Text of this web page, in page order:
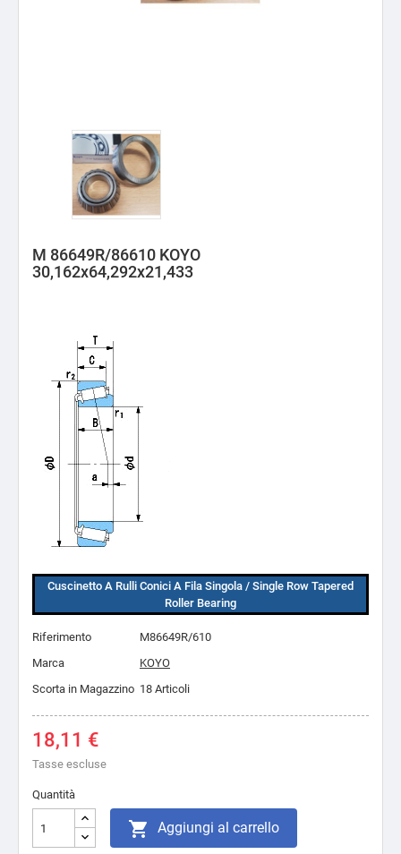
M 86649R/86610 KOYO
30,162x64,292x21,433
Cuscinetto A Rulli Conici A Fila Singola / Single Row Tapered
Roller Bearing
Riferimento
M86649R/610
Marca
KOYO
Scorta in Magazzino 18 Articoli
18,11 €
Tasse escluse
Quantità
 Aggiungi al carrello